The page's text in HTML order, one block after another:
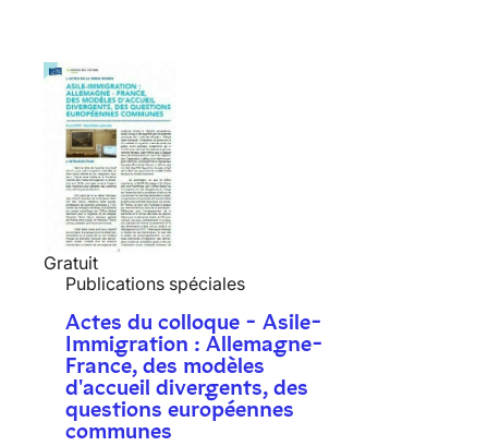
Gratuit
Publications spéciales
Actes du colloque - Asile-
Immigration : Allemagne-
France, des modèles
d'accueil divergents, des
questions européennes
communes